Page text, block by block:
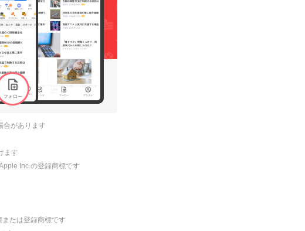
合があります
ます
Inc.の登録商標です
たは登録商標です